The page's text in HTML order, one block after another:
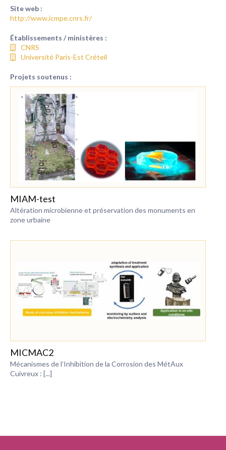
Site web :
http://www.icmpe.cnrs.fr/
Établissements / ministères :
CNRS
Université Paris-Est Créteil
Projets soutenus :
MIAM-test
Altération microbienne et préservation des monuments en
zone urbaine
MICMAC2
Mécanismes de l’Inhibition de la Corrosion des MétAux
Cuivreux : [...]